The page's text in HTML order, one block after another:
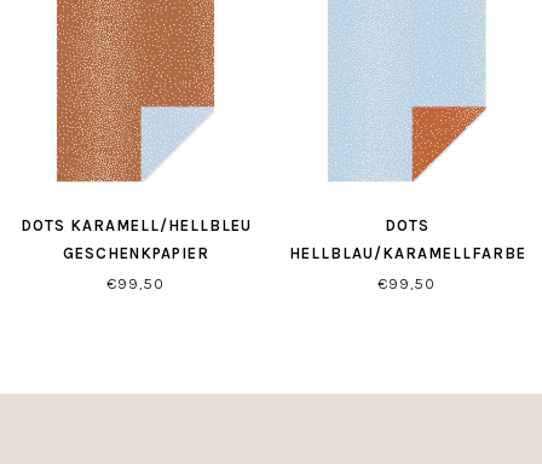
DOTS KARAMELL/HELLBLEU
GESCHENKPAPIER
€99,50
DOTS
HELLBLAU/
GESCHENKPAPIER
€99,50